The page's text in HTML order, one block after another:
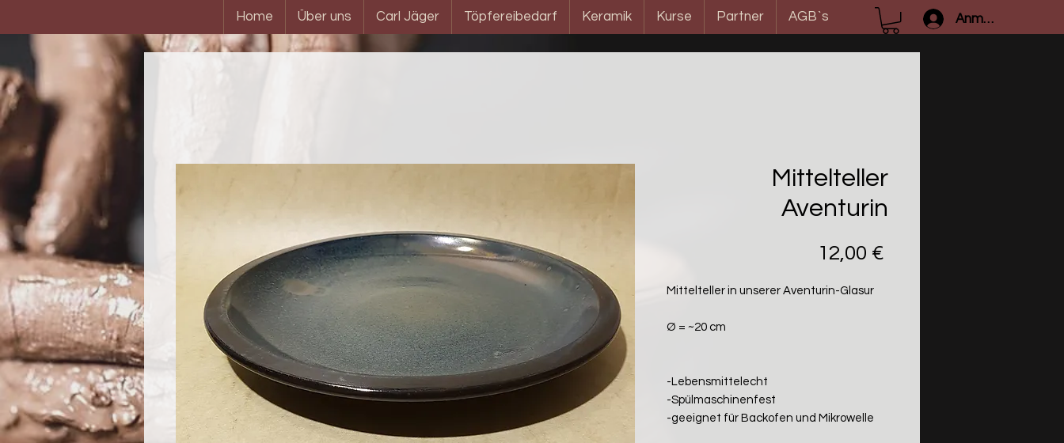
Anmelden
Home Über uns Carl Jäger Töpfereibedarf Keramik Kurse Partner AGB`s
Mittelteller
Aventurin
12,00 €
Mittelteller in unserer Aventurin-Glasur
Ø = ~20 cm
-Lebensmittelecht
-Spülmaschinenfest
-geeignet für Backofen und Mikrowelle